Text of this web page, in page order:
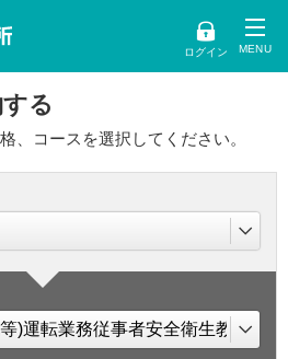
ログイン
る
、コースを選択してください。